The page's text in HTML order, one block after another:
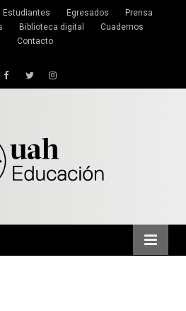
Estudiantes Egresados
Prensa
Biblioteca digital
Cuadernos
Contacto
FacebookTwitterInstagram